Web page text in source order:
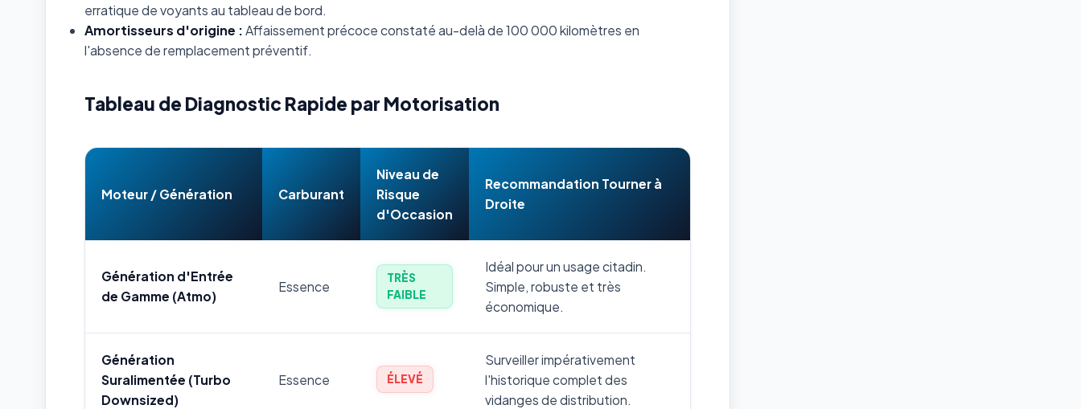
erratique de voyants au tableau de bord.
Amortisseurs d'origine :Affaissement précoce constaté au-delà de 100 000 kilomètres en
l'absence de remplacement préventif.
Tableau de Diagnostic Rapide par Motorisation
Moteur / Génération Carburant
Niveau de
Risque
d'Occasion
Recommandation Tourner à
Droite
Génération d'Entrée
de Gamme (Atmo)
Essence
TRÈS
FAIBLE
Idéal pour un usage citadin.
Simple, robuste et très
économique.
Génération
Suralimentée (Turbo
Downsized)
Essence ÉLEVÉ
Surveiller impérativement
l'historique complet des
vidanges de distribution.